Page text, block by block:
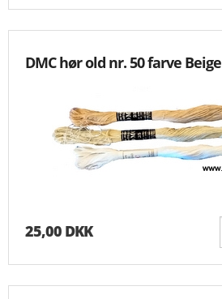
DMC hør old nr. 50 farve Beige
25,00 DKK